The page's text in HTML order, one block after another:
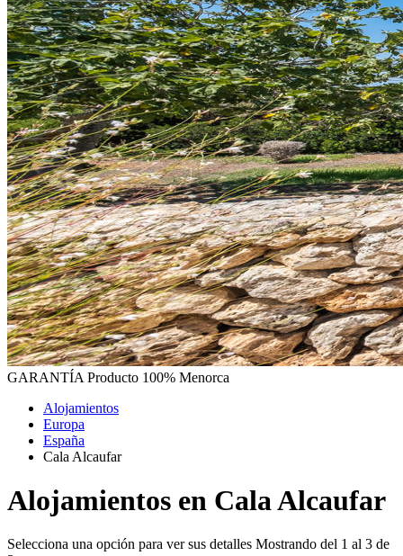
GARANTÍA Producto 100% Menorca
Alojamientos
Europa
España
Cala Alcaufar
Alojamientos en Cala Alcaufar
Selecciona una opción para ver sus detalles Mostrando del 1 al 3 de